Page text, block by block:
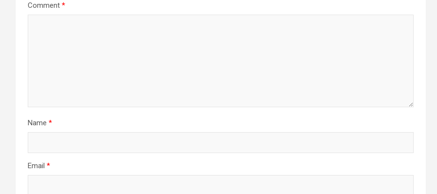
Comment *
Name *
Email *